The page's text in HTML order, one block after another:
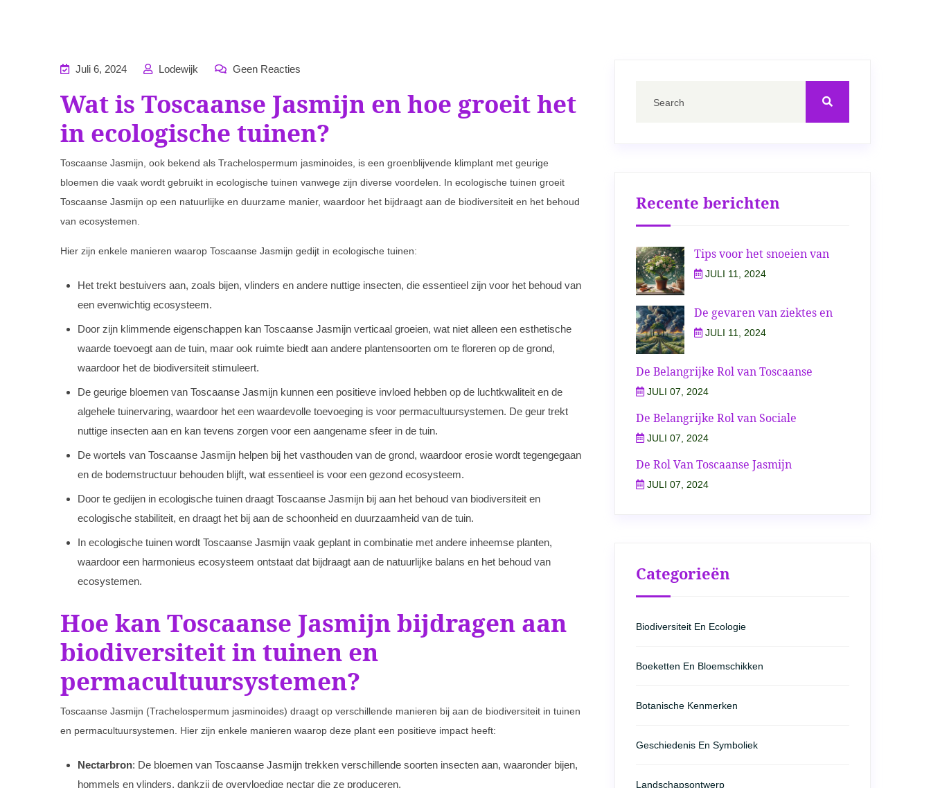
Juli 6, 2024 Lodewijk Geen Reacties
Wat is Toscaanse Jasmijn en hoe groeit het
in ecologische tuinen?
Toscaanse Jasmijn, ook bekend als Trachelospermum jasminoides, is een groenblijvende klimplant met geurige
bloemen die vaak wordt gebruikt in ecologische tuinen vanwege zijn diverse voordelen. In ecologische tuinen groeit
Toscaanse Jasmijn op een natuurlijke en duurzame manier, waardoor het bijdraagt aan de biodiversiteit en het behoud
van ecosystemen.
Hier zijn enkele manieren waarop Toscaanse Jasmijn gedijt in ecologische tuinen:
Het trekt bestuivers aan, zoals bijen, vlinders en andere nuttige insecten, die essentieel zijn voor het behoud van
een evenwichtig ecosysteem.
Door zijn klimmende eigenschappen kan Toscaanse Jasmijn verticaal groeien, wat niet alleen een esthetische
waarde toevoegt aan de tuin, maar ook ruimte biedt aan andere plantensoorten om te floreren op de grond,
waardoor het de biodiversiteit stimuleert.
De geurige bloemen van Toscaanse Jasmijn kunnen een positieve invloed hebben op de luchtkwaliteit en de
algehele tuinervaring, waardoor het een waardevolle toevoeging is voor permacultuursystemen. De geur trekt
nuttige insecten aan en kan tevens zorgen voor een aangename sfeer in de tuin.
De wortels van Toscaanse Jasmijn helpen bij het vasthouden van de grond, waardoor erosie wordt tegengegaan
en de bodemstructuur behouden blijft, wat essentieel is voor een gezond ecosysteem.
Door te gedijen in ecologische tuinen draagt Toscaanse Jasmijn bij aan het behoud van biodiversiteit en
ecologische stabiliteit, en draagt het bij aan de schoonheid en duurzaamheid van de tuin.
In ecologische tuinen wordt Toscaanse Jasmijn vaak geplant in combinatie met andere inheemse planten,
waardoor een harmonieus ecosysteem ontstaat dat bijdraagt aan de natuurlijke balans en het behoud van
ecosystemen.
Hoe kan Toscaanse Jasmijn bijdragen aan
biodiversiteit in tuinen en
permacultuursystemen?
Toscaanse Jasmijn (Trachelospermum jasminoides) draagt op verschillende manieren bij aan de biodiversiteit in tuinen
en permacultuursystemen. Hier zijn enkele manieren waarop deze plant een positieve impact heeft:
Nectarbron: De bloemen van Toscaanse Jasmijn trekken verschillende soorten insecten aan, waaronder bijen,
hommels en vlinders, dankzij de overvloedige nectar die ze produceren.
Recente berichten
Tips voor het snoeien van
JULI 11, 2024
De gevaren van ziektes en
JULI 11, 2024
De Belangrijke Rol van Toscaanse
JULI 07, 2024
De Belangrijke Rol van Sociale
JULI 07, 2024
De Rol Van Toscaanse Jasmijn
JULI 07, 2024
Categorieën
Biodiversiteit En Ecologie
Boeketten En Bloemschikken
Botanische Kenmerken
Geschiedenis En Symboliek
Landschapsontwerp